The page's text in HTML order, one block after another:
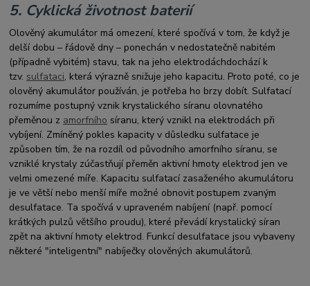
5. Cyklická životnost baterií
Olověný akumulátor má omezení, které spočívá v tom, že když je
delší dobu – řádově dny – ponechán v nedostatečně nabitém
(případně vybitém) stavu, tak na jeho elektrodáchdochází k
tzv. sulfataci, která výrazně snižuje jeho kapacitu. Proto poté, co je
olověný akumulátor používán, je potřeba ho brzy dobít. Sulfatací
rozumíme postupný vznik krystalického síranu olovnatého
přeměnou z amorfního síranu, který vznikl na elektrodách při
vybíjení. Zmíněný pokles kapacity v důsledku sulfatace je
způsoben tím, že na rozdíl od původního amorfního síranu, se
vzniklé krystaly zúčastňují přeměn aktivní hmoty elektrod jen ve
velmi omezené míře. Kapacitu sulfatací zasaženého akumulátoru
je ve větší nebo menší míře možné obnovit postupem zvaným
desulfatace. Ta spočívá v upraveném nabíjení (např. pomocí
krátkých pulzů většího proudu), které převádí krystalický síran
zpět na aktivní hmoty elektrod. Funkcí desulfatace jsou vybaveny
některé "inteligentní" nabíječky olověných akumulátorů.